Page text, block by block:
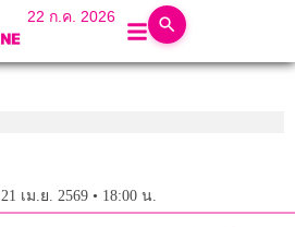
22 ก.ค. 2026
21 เม.ย. 2569 • 18:00 น.